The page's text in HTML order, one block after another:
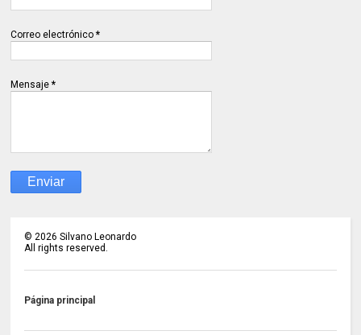
Correo electrónico*
Mensaje*
©2026 Silvano Leonardo
All rights reserved.
Página principal